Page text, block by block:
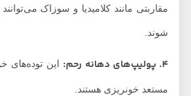
مقاربتی مانند کلامیدیا و سوزاک می‌توانند
شوند.
پولیپ‌های دهانه رحم: این توده‌های
مستعد خونریزی هستند.